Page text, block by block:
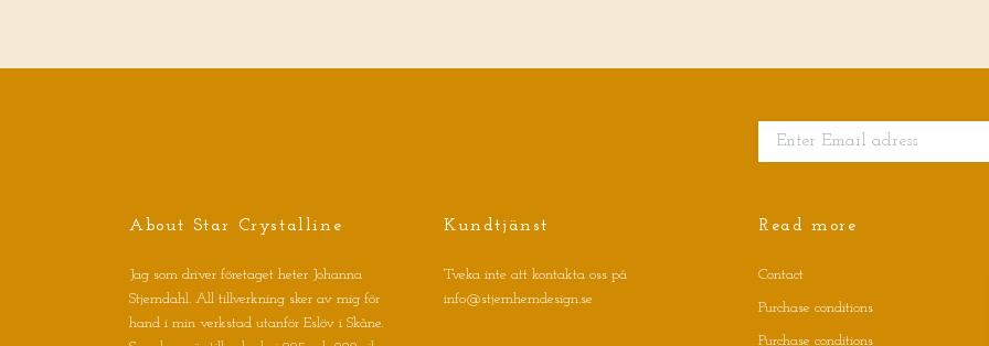
About Star Crystalline
Jag som driver företaget heter Johanna
Stjerndahl. All tillverkning sker av mig för
hand i min verkstad utanför Eslöv i Skåne.
Kundtjänst
Tveka inte att kontakta oss på
info@stjernhemdesign.se
Read more
Contact
Purchase conditions
Purchase conditions